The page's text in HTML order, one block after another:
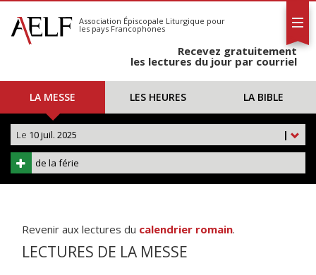
S'abonner
Calendrier
Association Épiscopale Liturgique pour
les pays Francophones
Recevez gratuitement
les lectures du jour par courriel
LA MESSE LES HEURES LA BIBLE
|
Le 10 juil. 2025
de la férie
Revenir aux lectures du calendrier romain.
LECTURES DE LA MESSE